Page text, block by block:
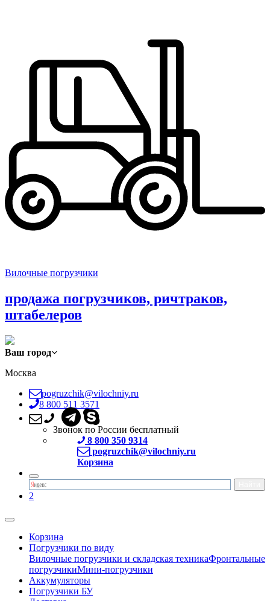
Вилочные погрузчики
продажа погрузчиков, ричтраков,
штабелеров
Ваш город
Москва
pogruzchik@vilochniy.ru
8 800 511 3571
Звонок по России бесплатный
8 800 350 9314
pogruzchik@vilochniy.ru
Корзина
2
Корзина
Погрузчики по виду
Вилочные погрузчики и складская техникаФронтальные
погрузчикиМини-погрузчики
Аккумуляторы
Погрузчики БУ